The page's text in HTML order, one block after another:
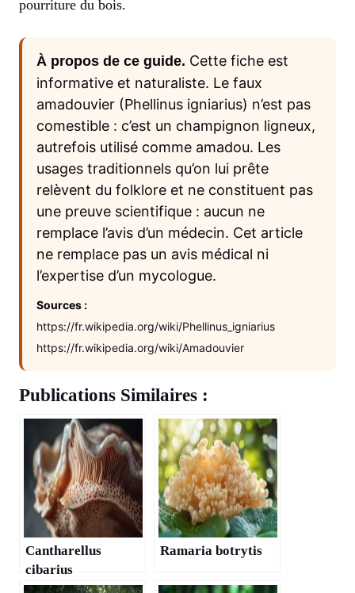
pourriture du bois.
À propos de ce guide. Cette fiche est
informative et naturaliste. Le faux
amadouvier (Phellinus igniarius) n’est pas
comestible : c’est un champignon ligneux,
autrefois utilisé comme amadou. Les
usages traditionnels qu’on lui prête
relèvent du folklore et ne constituent pas
une preuve scientifique : aucun ne
remplace l’avis d’un médecin. Cet article
ne remplace pas un avis médical ni
l’expertise d’un mycologue.
Sources :
https://fr.wikipedia.org/wiki/Phellinus_igniarius
https://fr.wikipedia.org/wiki/Amadouvier
Publications Similaires :
Cantharellus
cibarius
Ramaria botrytis